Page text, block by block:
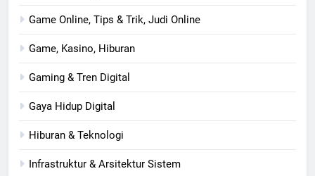
Game Online, Tips & Trik, Judi Online
Game, Kasino, Hiburan
Gaming & Tren Digital
Gaya Hidup Digital
Hiburan & Teknologi
Infrastruktur & Arsitektur Sistem